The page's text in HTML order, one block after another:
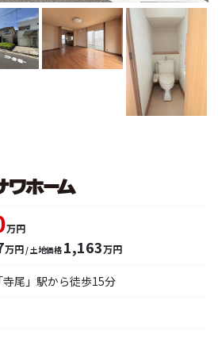
万円
万円 / 土地価格 1,163万円
尾」駅から徒歩15分